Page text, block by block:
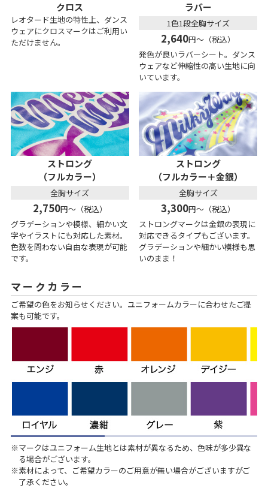
クロス
レオタード生地の特性上、ダンス
ウェアにクロスマークはご利用い
ただけません。
ラバー
1色1段全胸サイズ
2,640円～（税込）
発色が良いラバーシート。ダンス
ウェアなど伸縮性の高い生地に向
いています。
ストロング
（フルカラー）
全胸サイズ
2,750円～（税込）
グラデーションや模様、細かい文
字やイラストにも対応した素材。
色数を問わない自由な表現が可能
です。
ストロング
（フルカラー＋金銀）
全胸サイズ
3,300円～（税込）
ストロングマークは金銀の表現に
対応できるタイプもございます。
グラデーションや細かい模様も思
いのまま！
マークカラー
ご希望の色をお知らせください。ユニフォームカラーに合わせたご提
案も可能です。
※マークはユニフォーム生地とは素材が異なるため、色味が多少異な
る場合がございます。
※素材によって、ご希望カラーのご用意が無い場合がございますがご
了承ください。